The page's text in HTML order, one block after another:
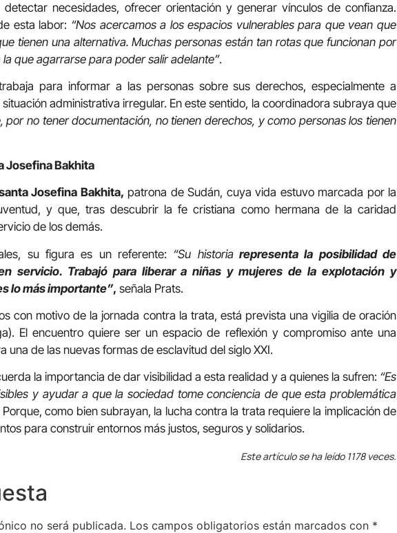
necesidades, ofrecer orientación y generar vínculos de confianza.
esta labor: “Nos acercamos a los espacios vulnerables para que vean que
tienen una alternativa. Muchas personas están tan rotas que funcionan por
que agarrarse para poder salir adelante”.
para informar a las personas sobre sus derechos, especialmente a
administrativa irregular. En este sentido, la coordinadora subraya que
por no tener documentación, no tienen derechos, y como personas los tienen
Josefina Bakhita
Josefina Bakhita, patrona de Sudán, cuya vida estuvo marcada por la
y que, tras descubrir la fe cristiana como hermana de la caridad
de los demás.
su figura es un referente: “Su historiarepresenta la posibilidad de
servicio. Trabajó para liberar a niñas y mujeres de la explotación y
lo más importante”, señala Prats.
con motivo de la jornada contra la trata, está prevista una vigilia de oración
El encuentro quiere ser un espacio de reflexión y compromiso ante una
una de las nuevas formas de esclavitud del siglo XXI.
la importancia de dar visibilidad a esta realidad y a quienes la sufren: “Es
y ayudar a que la sociedad tome conciencia de que esta problemática
Porque, como bien subrayan, la lucha contra la trata requiere la implicación de
para construir entornos más justos, seguros y solidarios.
Este artículo se ha leído 1178 veces.
no será publicada. Los campos obligatorios están marcados con *